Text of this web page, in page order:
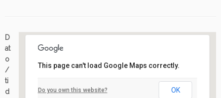
This page can't load Google Maps correctly.
Do you own this website? OK
D
at
o
/
ti
d